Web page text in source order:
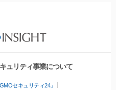
ュリティ事業について
セキュリティ24」